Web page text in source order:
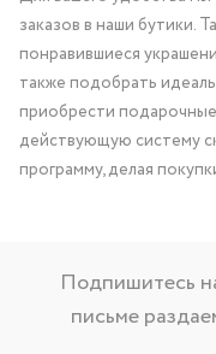
заказов в наши бутики.
понравившиеся
также подобрать
приобрести
действующую систему
программу, делая
Подпишитесь
письме